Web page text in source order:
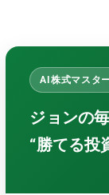
AI株式マスタ
ジョンの
“勝てる投